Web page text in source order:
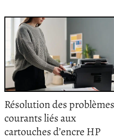
Résolution des problèmes
courants liés aux
cartouches d’encre HP